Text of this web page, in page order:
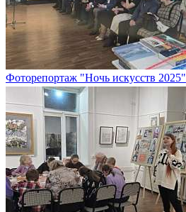
Фоторепортаж "Ночь искусств 2025"